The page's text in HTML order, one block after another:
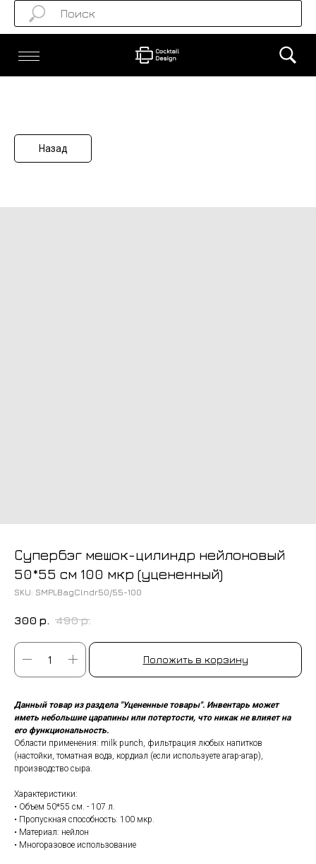
Назад
Супербэг мешок-цилиндр нейлоновый
50*55 см 100 мкр (уцененный)
SKU: SMPLBagClndr50/55-100
300 р. 490 р.
Положить в корзину
Данный товар из раздела "Уцененные товары". Инвентарь может
иметь небольшие царапины или потертости, что никак не влияет на
его функциональность.
Области применения: milk punch, фильтрация любых напитков
(настойки, томатная вода, кордиал (если используете агар-агар),
производство сыра.
Характеристики:
• Объем 50*55 см. - 107 л.
• Пропускная способность: 100 мкр.
• Материал: нейлон
• Многоразовое использование